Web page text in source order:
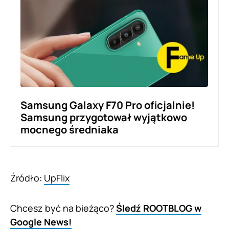
Samsung Galaxy F70 Pro oficjalnie!
Samsung przygotował wyjątkowo
mocnego średniaka
Źródło: UpFlix
Chcesz być na bieżąco?Śledź ROOTBLOG w
Google News!